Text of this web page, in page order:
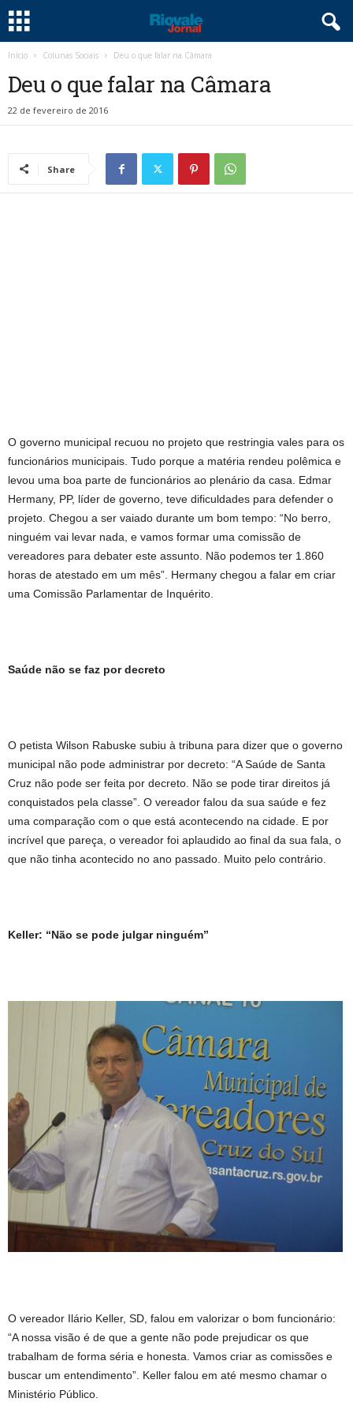
Início Colunas Sociais Deu o que falar na Câmara
Deu o que falar na Câmara
22 de fevereiro de 2016
Share
O governo municipal recuou no projeto que restringia vales para os
funcionários municipais. Tudo porque a matéria rendeu polêmica e
levou uma boa parte de funcionários ao plenário da casa. Edmar
Hermany, PP, líder de governo, teve dificuldades para defender o
projeto. Chegou a ser vaiado durante um bom tempo: “No berro,
ninguém vai levar nada, e vamos formar uma comissão de
vereadores para debater este assunto. Não podemos ter 1.860
horas de atestado em um mês”. Hermany chegou a falar em criar
uma Comissão Parlamentar de Inquérito.
Saúde não se faz por decreto
O petista Wilson Rabuske subiu à tribuna para dizer que o governo
municipal não pode administrar por decreto: “A Saúde de Santa
Cruz não pode ser feita por decreto. Não se pode tirar direitos já
conquistados pela classe”. O vereador falou da sua saúde e fez
uma comparação com o que está acontecendo na cidade. E por
incrível que pareça, o vereador foi aplaudido ao final da sua fala, o
que não tinha acontecido no ano passado. Muito pelo contrário.
Keller: “Não se pode julgar ninguém”
O vereador Ilário Keller, SD, falou em valorizar o bom funcionário:
“A nossa visão é de que a gente não pode prejudicar os que
trabalham de forma séria e honesta. Vamos criar as comissões e
buscar um entendimento”. Keller falou em até mesmo chamar o
Ministério Público.